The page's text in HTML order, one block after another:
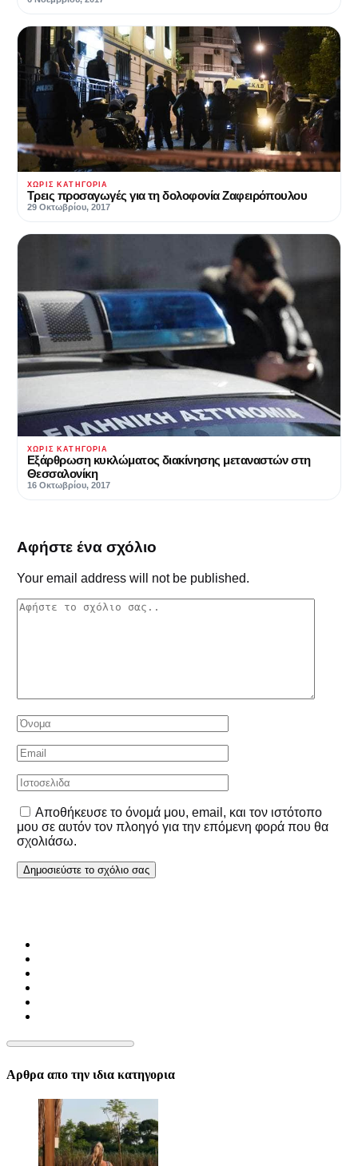
ΧΩΡΊΣ ΚΑΤΗΓΟΡΊΑ
Τρεις προσαγωγές για τη δολοφονία Ζαφειρόπουλου
29 Οκτωβρίου, 2017
ΧΩΡΊΣ ΚΑΤΗΓΟΡΊΑ
Εξάρθρωση κυκλώματος διακίνησης μεταναστών στη
Θεσσαλονίκη
16 Οκτωβρίου, 2017
Αφήστε ένα σχόλιο
Your email address will not be published.
Αποθήκευσε το όνομά μου, email, και τον ιστότοπο
μου σε αυτόν τον πλοηγό για την επόμενη φορά που θα
σχολιάσω.
Αρθρα απο την ιδια κατηγορια